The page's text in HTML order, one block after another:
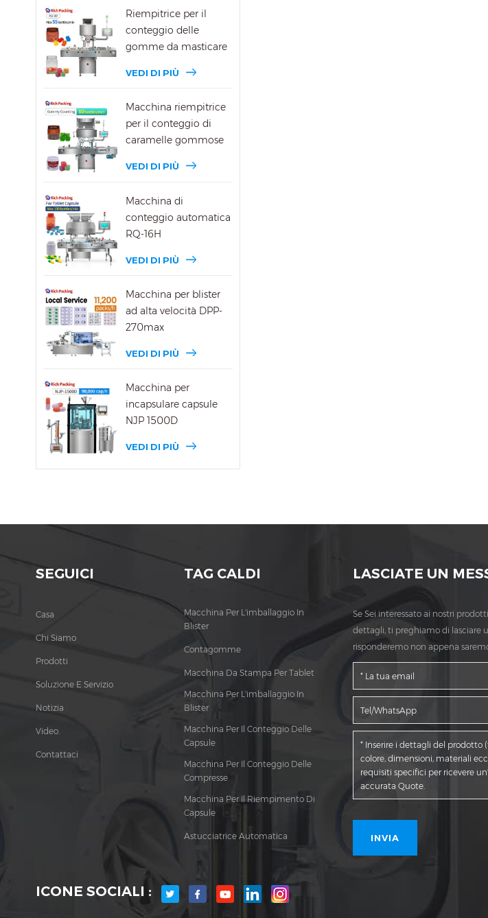
Riempitrice per il
conteggio delle
gomme da masticare
VEDI DI PIÙ
Macchina riempitrice
per il conteggio di
caramelle gommose
VEDI DI PIÙ
Macchina di
conteggio automatica
RQ-16H
VEDI DI PIÙ
Macchina per blister
ad alta velocità DPP-
270max
VEDI DI PIÙ
Macchina per
incapsulare capsule
NJP 1500D
VEDI DI PIÙ
SEGUICI
Casa
Chi Siamo
Prodotti
Soluzione E Servizio
Notizia
Video.
Contattaci
TAG CALDI
Macchina Per L'imballaggio In
Blister
Contagomme
Macchina Da Stampa Per Tablet
Macchina Per L'imballaggio In
Blister
Macchina Per Il Conteggio Delle
Capsule
Macchina Per Il Conteggio Delle
Compresse
Macchina Per Il Riempimento Di
Capsule
Astucciatrice Automatica
LASCIATE UN
Se Sei interessato ai nostri
dettagli, ti preghiamo di lasciare
risponderemo non appena
ICONE SOCIALI :